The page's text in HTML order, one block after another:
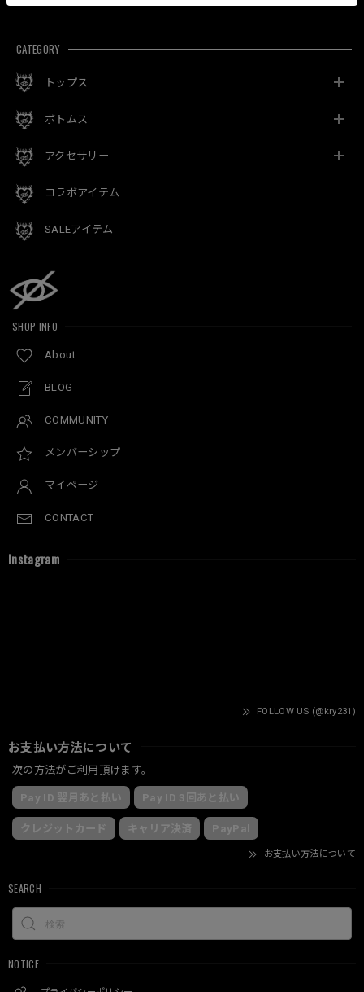
CATEGORY
トップス
ボトムス
アクセサリー
コラボアイテム
SALEアイテム
SHOP INFO
About
BLOG
COMMUNITY
メンバーシップ
マイページ
CONTACT
Instagram
FOLLOW US (@kry231)
お支払い方法について
次の方法がご利用頂けます。
Pay ID 翌月あと払い Pay ID 3回あと払い
クレジットカード キャリア決済 PayPal
お支払い方法について
SEARCH
NOTICE